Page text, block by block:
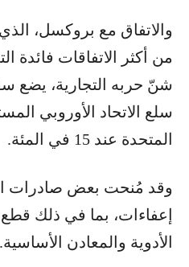
والاتفاق مع بروكسل،
من أكثر الاتفاقات فائدة
شنّ حربه التجارية، يضع
سلع الاتحاد الأوروبي
المتحدة عند 15 في المئة.
وقد مُنحت بعض صادرات
إعفاءات، بما في ذلك
الأدوية والمعادن الأساسية.